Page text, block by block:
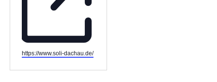
Webseite
https://www.soli-dachau.de/